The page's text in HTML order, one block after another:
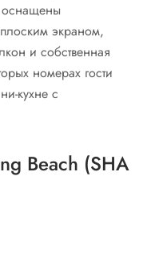
оснащены
экраном,
и собственная
номерах гости
кухне с
Beach (SHA